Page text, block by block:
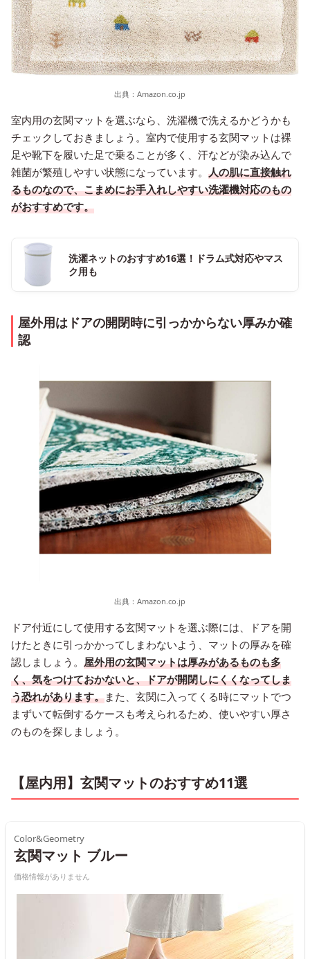
出典： Amazon.co.jp
室内用の玄関マットを選ぶなら、洗濯機で洗えるかどうかも
チェックしておきましょう。室内で使用する玄関マットは裸
足や靴下を履いた足で乗ることが多く、汗などが染み込んで
雑菌が繁殖しやすい状態になっています。 人の肌に直接触れ
るものなので、こまめにお手入れしやすい洗濯機対応のもの
がおすすめです。
洗濯ネットのおすすめ16選！ドラム式対応やマス
ク用も
屋外用はドアの開閉時に引っかからない厚みか確
認
出典： Amazon.co.jp
ドア付近にして使用する玄関マットを選ぶ際には、ドアを開
けたときに引っかかってしまわないよう、マットの厚みを確
認しましょう。 屋外用の玄関マットは厚みがあるものも多
く、気をつけておかないと、ドアが開閉しにくくなってしま
う恐れがあります。また、玄関に入ってくる時にマットでつ
まずいて転倒するケースも考えられるため、使いやすい厚さ
のものを探しましょう。
【屋内用】玄関マットのおすすめ11選
Color&Geometry
玄関マット ブルー
価格情報がありません